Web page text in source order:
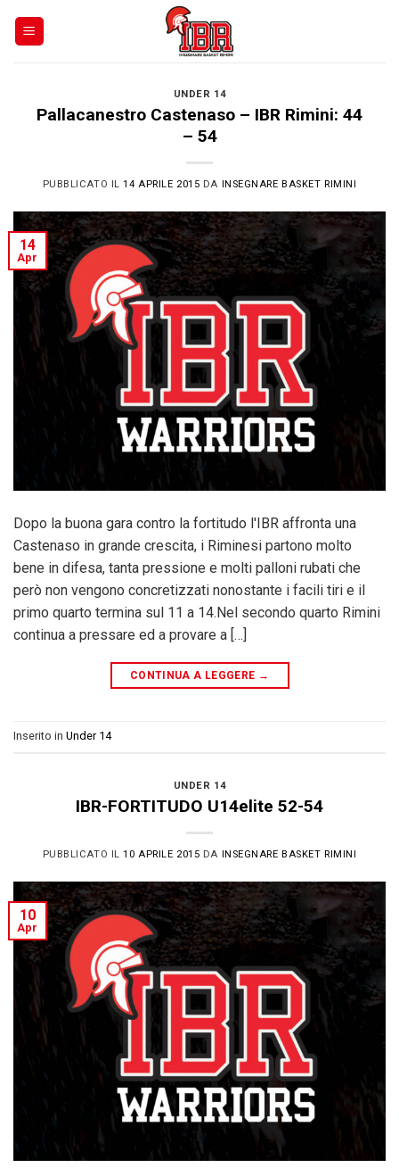
UNDER 14
Pallacanestro Castenaso – IBR Rimini: 44
– 54
PUBBLICATO IL14 APRILE 2015 DA INSEGNARE BASKET RIMINI
14
Apr
Dopo la buona gara contro la fortitudo l'IBR affronta una
Castenaso in grande crescita, i Riminesi partono molto
bene in difesa, tanta pressione e molti palloni rubati che
però non vengono concretizzati nonostante i facili tiri e il
primo quarto termina sul 11 a 14.Nel secondo quarto Rimini
continua a pressare ed a provare a […]
CONTINUA A LEGGERE →
Inserito in Under 14
UNDER 14
IBR-FORTITUDO U14elite 52-54
PUBBLICATO IL10 APRILE 2015 DA INSEGNARE BASKET RIMINI
10
Apr